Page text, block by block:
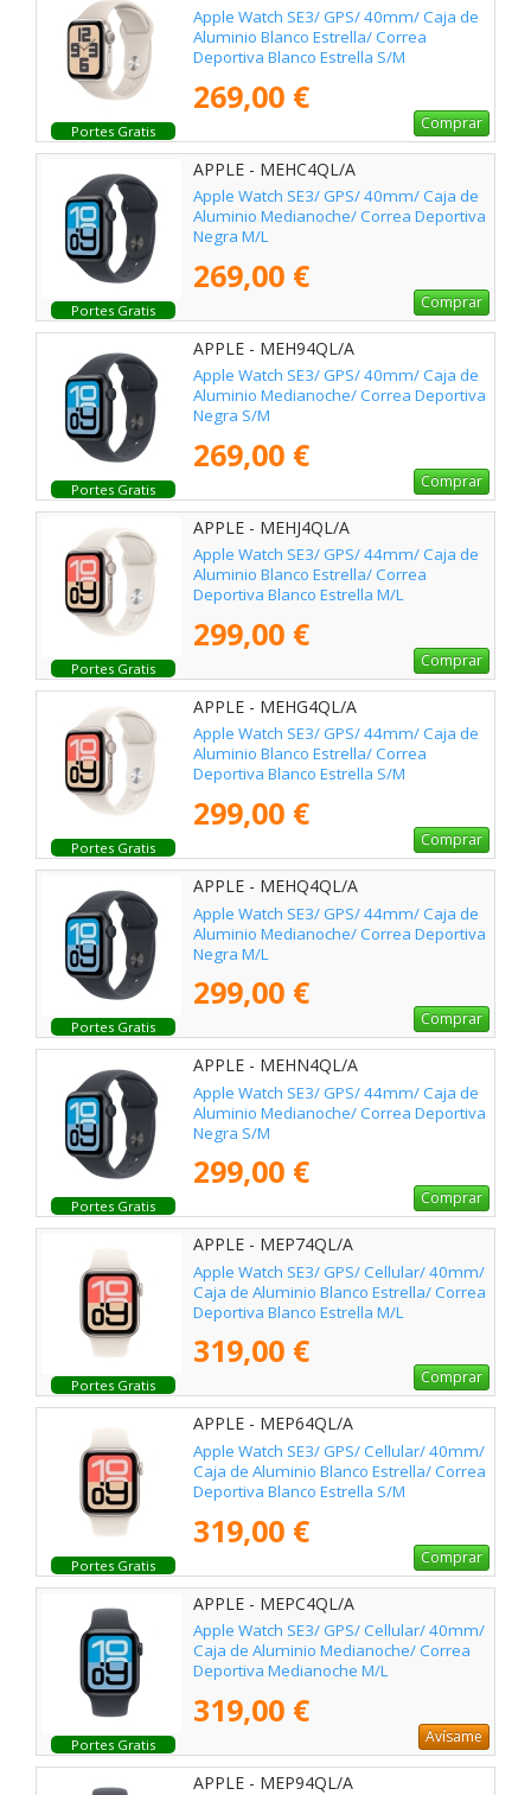
Portes Gratis
Apple Watch SE3/ GPS/ 40mm/ Caja de
Aluminio Blanco Estrella/ Correa
Deportiva Blanco Estrella S/M
269,00 €
Comprar
Portes Gratis
APPLE - MEHC4QL/A
Apple Watch SE3/ GPS/ 40mm/ Caja de
Aluminio Medianoche/ Correa Deportiva
Negra M/L
269,00 €
Comprar
Portes Gratis
APPLE - MEH94QL/A
Apple Watch SE3/ GPS/ 40mm/ Caja de
Aluminio Medianoche/ Correa Deportiva
Negra S/M
269,00 €
Comprar
Portes Gratis
APPLE - MEHJ4QL/A
Apple Watch SE3/ GPS/ 44mm/ Caja de
Aluminio Blanco Estrella/ Correa
Deportiva Blanco Estrella M/L
299,00 €
Comprar
Portes Gratis
APPLE - MEHG4QL/A
Apple Watch SE3/ GPS/ 44mm/ Caja de
Aluminio Blanco Estrella/ Correa
Deportiva Blanco Estrella S/M
299,00 €
Comprar
Portes Gratis
APPLE - MEHQ4QL/A
Apple Watch SE3/ GPS/ 44mm/ Caja de
Aluminio Medianoche/ Correa Deportiva
Negra M/L
299,00 €
Comprar
Portes Gratis
APPLE - MEHN4QL/A
Apple Watch SE3/ GPS/ 44mm/ Caja de
Aluminio Medianoche/ Correa Deportiva
Negra S/M
299,00 €
Comprar
Portes Gratis
APPLE - MEP74QL/A
Apple Watch SE3/ GPS/ Cellular/ 40mm/
Caja de Aluminio Blanco Estrella/ Correa
Deportiva Blanco Estrella M/L
319,00 €
Comprar
Portes Gratis
APPLE - MEP64QL/A
Apple Watch SE3/ GPS/ Cellular/ 40mm/
Caja de Aluminio Blanco Estrella/ Correa
Deportiva Blanco Estrella S/M
319,00 €
Comprar
Portes Gratis
APPLE - MEPC4QL/A
Apple Watch SE3/ GPS/ Cellular/ 40mm/
Caja de Aluminio Medianoche/ Correa
Deportiva Medianoche M/L
319,00 €
Avísame
APPLE - MEP94QL/A